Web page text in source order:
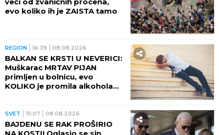
evo koliko ih je ZAISTA tamo
REGION 16:39 08.08.2026
BALKAN SE KRSTI U NEVERICI:
Muškarac MRTAV PIJAN
primljen u bolnicu, evo
KOLIKO je promila alkohola
SVET 15:07 08.08.2026
BAJDENU SE RAK PROŠIRIO